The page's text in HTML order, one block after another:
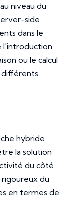
niveau du
side
dans le
l'introduction
ou le calcul
différents
hybride
la solution
du côté
du
en termes de